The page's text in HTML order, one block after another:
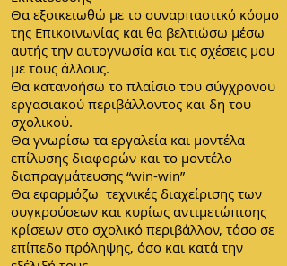
Θα εξοικειωθώ με το συναρπαστικό κόσμο
της Επικοινωνίας και θα βελτιώσω μέσω
αυτής την αυτογνωσία και τις σχέσεις μου
με τους άλλους.
Θα κατανοήσω το πλαίσιο του σύγχρονου
εργασιακού περιβάλλοντος και δη του
σχολικού.
Θα γνωρίσω τα εργαλεία και μοντέλα
επίλυσης διαφορών και το μοντέλο
διαπραγμάτευσης “win-win”
Θα εφαρμόζω τεχνικές διαχείρισης των
συγκρούσεων και κυρίως αντιμετώπισης
κρίσεων στο σχολικό περιβάλλον, τόσο σε
επίπεδο πρόληψης, όσο και κατά την